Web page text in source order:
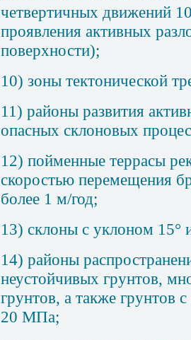
четвертичных движений
проявления активных
поверхности);
10) зоны тектонической
11) районы развития
опасных склоновых
12) пойменные террасы
скоростью перемещения
более 1 м/год;
13) склоны с уклоном 15°
14) районы
неустойчивых грунтов,
грунтов, а также грунтов
20 МПа;